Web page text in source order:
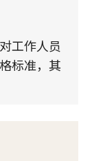
对工作人员
标准，其